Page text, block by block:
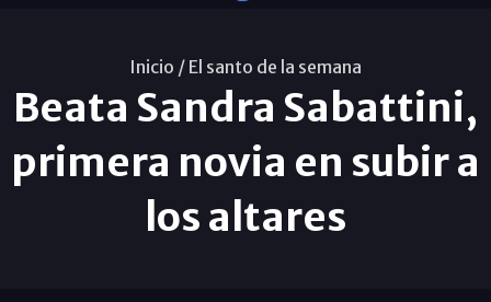
Inicio / El santo de la semana
Beata Sandra Sabattini,
primera novia en subir a
los altares